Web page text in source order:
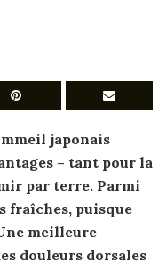
japonais
– tant pour la
par terre. Parmi
fraîches, puisque
meilleure
douleurs dorsales